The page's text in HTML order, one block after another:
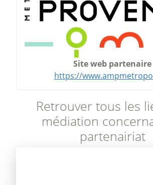
Site web partenaire
https://
Retrouver tous les
médiation
partenairiat